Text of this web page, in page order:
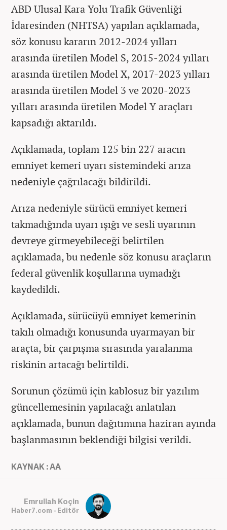
ABD Ulusal Kara Yolu Trafik Güvenliği
İdaresinden (NHTSA) yapılan açıklamada,
söz konusu kararın 2012-2024 yılları
arasında üretilen Model S, 2015-2024 yılları
arasında üretilen Model X, 2017-2023 yılları
arasında üretilen Model 3 ve 2020-2023
yılları arasında üretilen Model Y araçları
kapsadığı aktarıldı.
Açıklamada, toplam 125 bin 227 aracın
emniyet kemeri uyarı sistemindeki arıza
nedeniyle çağrılacağı bildirildi.
Arıza nedeniyle sürücü emniyet kemeri
takmadığında uyarı ışığı ve sesli uyarının
devreye girmeyebileceği belirtilen
açıklamada, bu nedenle söz konusu araçların
federal güvenlik koşullarına uymadığı
kaydedildi.
Açıklamada, sürücüyü emniyet kemerinin
takılı olmadığı konusunda uyarmayan bir
araçta, bir çarpışma sırasında yaralanma
riskinin artacağı belirtildi.
Sorunun çözümü için kablosuz bir yazılım
güncellemesinin yapılacağı anlatılan
açıklamada, bunun dağıtımına haziran ayında
başlanmasının beklendiği bilgisi verildi.
KAYNAK : AA
Emrullah Koçin
Haber7.com - Editör